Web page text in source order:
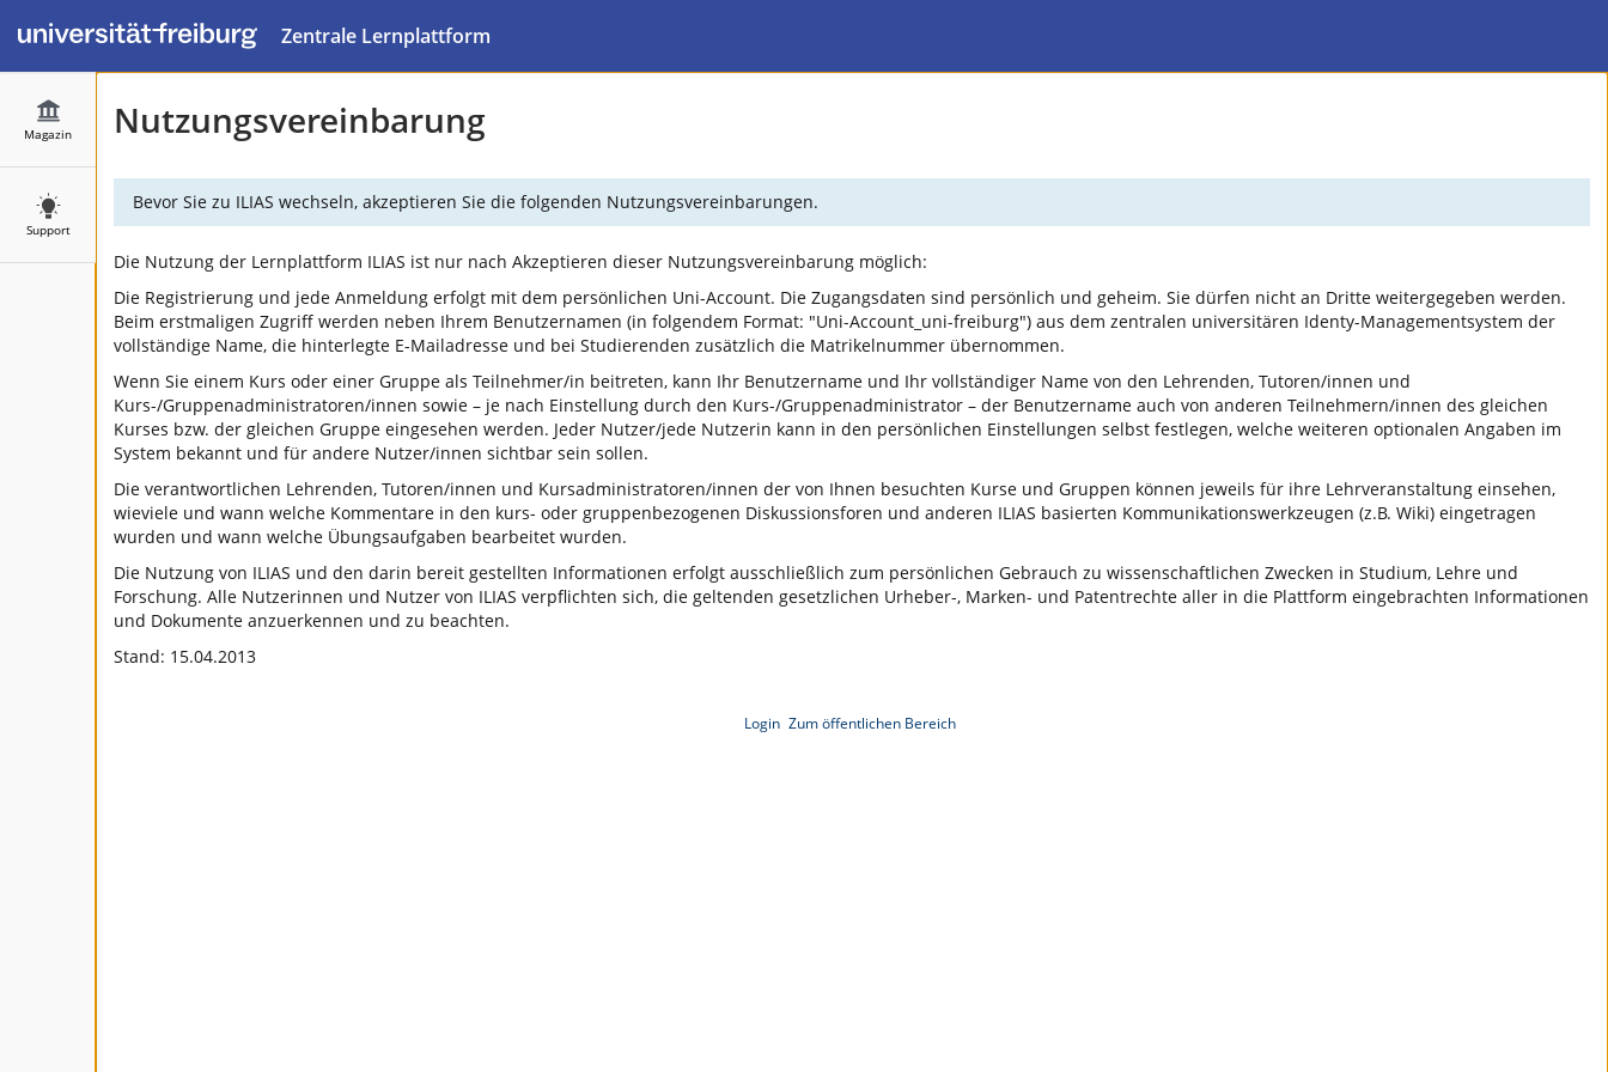
Zentrale Lernplattform
Magazin
Support
Nutzungsvereinbarung
Bevor Sie zu ILIAS wechseln, akzeptieren Sie die folgenden Nutzungsvereinbarungen.
Die Nutzung der Lernplattform ILIAS ist nur nach Akzeptieren dieser Nutzungsvereinbarung möglich:
Die Registrierung und jede Anmeldung erfolgt mit dem persönlichen Uni-Account. Die Zugangsdaten sind persönlich und geheim. Sie dürfen nicht an Dritte weitergegeben werden.
Beim erstmaligen Zugriff werden neben Ihrem Benutzernamen (in folgendem Format: "Uni-Account_uni-freiburg") aus dem zentralen universitären Identy-Managementsystem der
vollständige Name, die hinterlegte E-Mailadresse und bei Studierenden zusätzlich die Matrikelnummer übernommen.
Wenn Sie einem Kurs oder einer Gruppe als Teilnehmer/in beitreten, kann Ihr Benutzername und Ihr vollständiger Name von den Lehrenden, Tutoren/innen und
Kurs-/Gruppenadministratoren/innen sowie – je nach Einstellung durch den Kurs-/Gruppenadministrator – der Benutzername auch von anderen Teilnehmern/innen des gleichen
Kurses bzw. der gleichen Gruppe eingesehen werden. Jeder Nutzer/jede Nutzerin kann in den persönlichen Einstellungen selbst festlegen, welche weiteren optionalen Angaben im
System bekannt und für andere Nutzer/innen sichtbar sein sollen.
Die verantwortlichen Lehrenden, Tutoren/innen und Kursadministratoren/innen der von Ihnen besuchten Kurse und Gruppen können jeweils für ihre Lehrveranstaltung einsehen,
wieviele und wann welche Kommentare in den kurs- oder gruppenbezogenen Diskussionsforen und anderen ILIAS basierten Kommunikationswerkzeugen (z.B. Wiki) eingetragen
wurden und wann welche Übungsaufgaben bearbeitet wurden.
Die Nutzung von ILIAS und den darin bereit gestellten Informationen erfolgt ausschließlich zum persönlichen Gebrauch zu wissenschaftlichen Zwecken in Studium, Lehre und
Forschung. Alle Nutzerinnen und Nutzer von ILIAS verpflichten sich, die geltenden gesetzlichen Urheber-, Marken- und Patentrechte aller in die Plattform eingebrachten Informationen
und Dokumente anzuerkennen und zu beachten.
Stand: 15.04.2013
Login Zum öffentlichen Bereich